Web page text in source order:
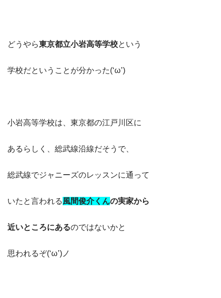
どうやら東京都立小岩高等学校という
学校だということが分かった(‘ω’)
小岩高等学校は、東京都の江戸川区に
あるらしく、総武線沿線だそうで、
総武線でジャニーズのレッスンに通って
いたと言われる風間俊介くんの実家から
近いところにあるのではないかと
思われるぞ(‘ω’)ノ